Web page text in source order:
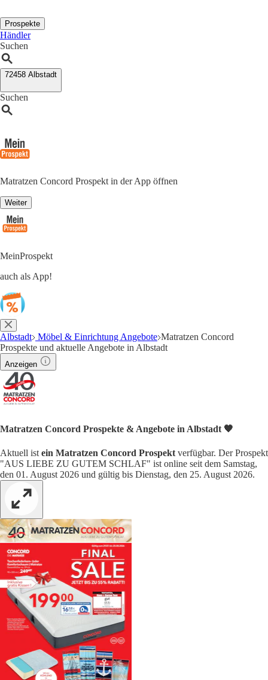
Prospekte
Händler
Suchen
72458 Albstadt
Suchen
Matratzen Concord Prospekt in der App öffnen
Weiter
MeinProspekt
auch als App!
Albstadt Möbel & Einrichtung Angebote Matratzen Concord
Prospekte und aktuelle Angebote in Albstadt
Anzeigen
Matratzen Concord Prospekte & Angebote in Albstadt 🧡
Aktuell ist ein Matratzen Concord Prospekt verfügbar. Der Prospekt
"AUS LIEBE ZU GUTEM SCHLAF" ist online seit dem Samstag,
den 01. August 2026 und gültig bis Dienstag, den 25. August 2026.